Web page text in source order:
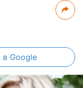
в Google